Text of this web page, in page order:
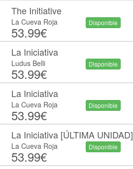
The Initiative
La Cueva Roja
53.99€
Disponible
La Iniciativa
Ludus Belli
53.99€
Disponible
La Iniciativa
La Cueva Roja
53.99€
Disponible
La Iniciativa [ÚLTIMA UNIDAD]
La Cueva Roja
53.99€
Disponible